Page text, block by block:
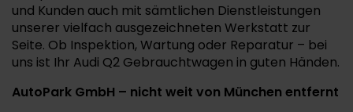
und Kunden auch mit sämtlichen Dienstleistungen
unserer vielfach ausgezeichneten Werkstatt zur
Seite. Ob Inspektion, Wartung oder Reparatur – bei
uns ist Ihr Audi Q2 Gebrauchtwagen in guten Händen.
AutoPark GmbH – nicht weit von München entfernt